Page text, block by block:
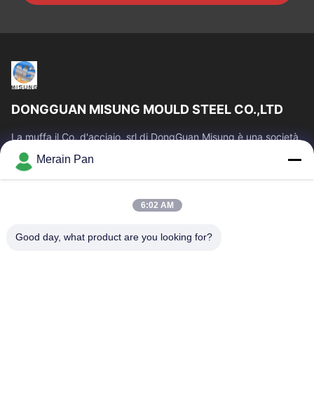
DONGGUAN MISUNG MOULD STEEL CO.,LTD
La muffa il Co. d'acciaio, srl di DongGuan Misung è una società
principale della plastica del rifornimento muore l'acciaio
d'acciaio e del lavoro...
Link Veloci
Prodotti
Mostra VR
Circa Noi
Merain Pan
6:02 AM
Good day, what product are you looking for?